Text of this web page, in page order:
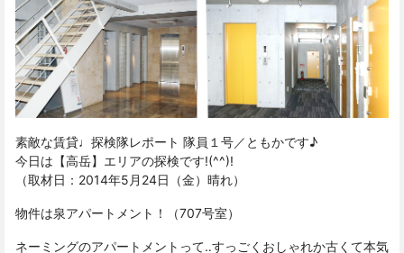
素敵な賃貸♩探検隊レポート 隊員１号／ともかです♪
今日は【高岳】エリアの探検です!(^^)!
（取材日：2014年5月24日（金）晴れ）
物件は泉アパートメント！（707号室）
ネーミングのアパートメントって‥すっごくおしゃれか古くて本気